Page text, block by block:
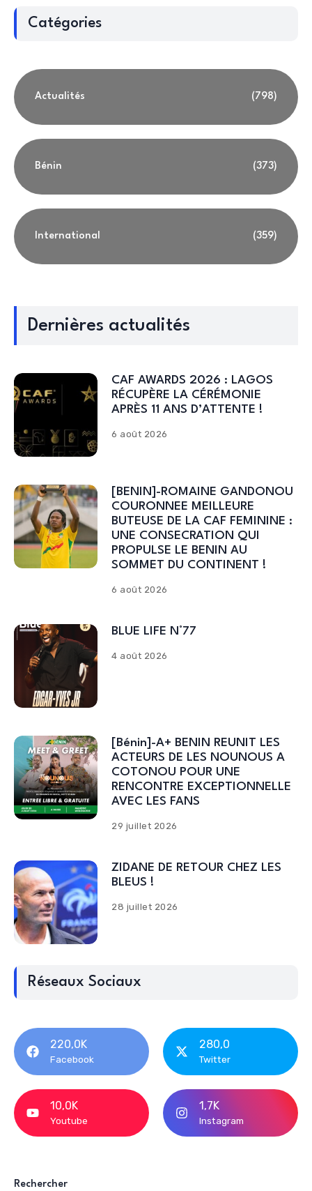
Catégories
Actualités (798)
Bénin (373)
International (359)
Dernières actualités
CAF AWARDS 2026 : LAGOS
RÉCUPÈRE LA CÉRÉMONIE
APRÈS 11 ANS D’ATTENTE !
6 août 2026
[BENIN]-ROMAINE GANDONOU
COURONNEE MEILLEURE
BUTEUSE DE LA CAF FEMININE :
UNE CONSECRATION QUI
PROPULSE LE BENIN AU
SOMMET DU CONTINENT !
6 août 2026
BLUE LIFE N°77
4 août 2026
[Bénin]-A+ BENIN REUNIT LES
ACTEURS DE LES NOUNOUS A
COTONOU POUR UNE
RENCONTRE EXCEPTIONNELLE
AVEC LES FANS
29 juillet 2026
ZIDANE DE RETOUR CHEZ LES
BLEUS !
28 juillet 2026
Réseaux Sociaux
220,0K
Facebook
280,0
Twitter
10,0K
Youtube
1,7K
Instagram
Rechercher